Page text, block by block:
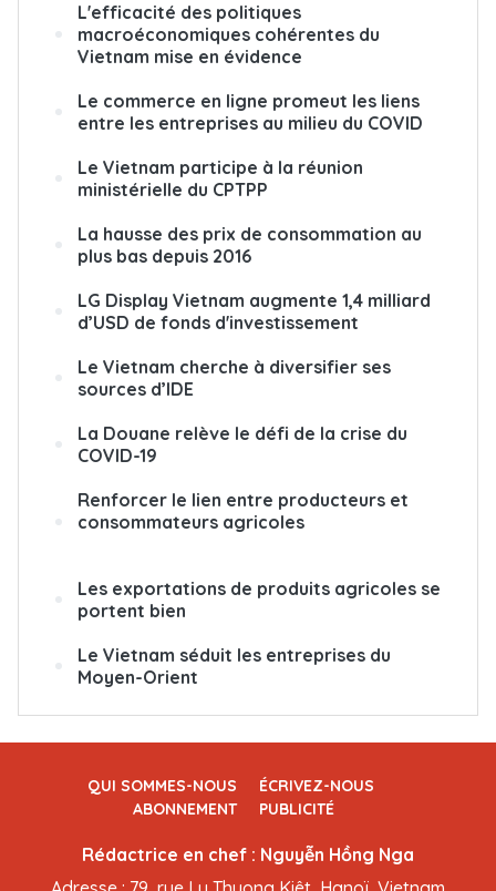
L'efficacité des politiques
macroéconomiques cohérentes du
Vietnam mise en évidence
Le commerce en ligne promeut les liens
entre les entreprises au milieu du COVID
Le Vietnam participe à la réunion
ministérielle du CPTPP
La hausse des prix de consommation au
plus bas depuis 2016
LG Display Vietnam augmente 1,4 milliard
d’USD de fonds d'investissement
Le Vietnam cherche à diversifier ses
sources d’IDE
La Douane relève le défi de la crise du
COVID-19
Renforcer le lien entre producteurs et
consommateurs agricoles
Les exportations de produits agricoles se
portent bien
Le Vietnam séduit les entreprises du
Moyen-Orient
QUI SOMMES-NOUS
ÉCRIVEZ-NOUS
ABONNEMENT
PUBLICITÉ
Rédactrice en chef : Nguyễn Hồng Nga